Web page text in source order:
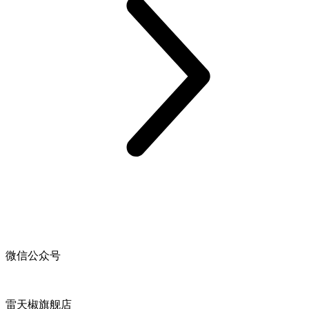
微信公众号
雷天椒旗舰店